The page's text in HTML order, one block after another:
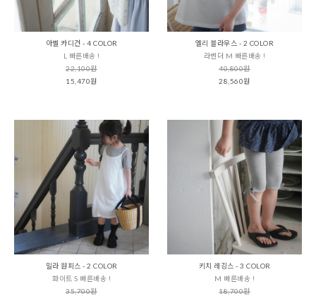
아벨 카디건 - 4 COLOR
L 빠른배송 !
22,100원
15,470원
엘리 블라우스 - 2 COLOR
라벤더 M 빠른배송 !
40,800원
28,560원
밀라 원피스 - 2 COLOR
화이트 S 빠른배송 !
35,700원
키치 레깅스 - 3 COLOR
M 빠른배송 !
18,700원